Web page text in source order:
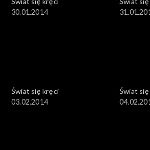
30.01.2014
Świat się kręci
03.02.2014
Świat